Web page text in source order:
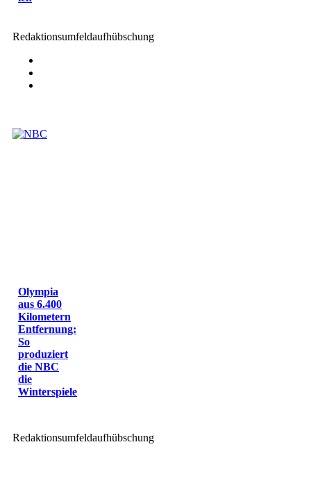
Redaktionsumfeldaufhübschung
Olympia
aus 6.400
Kilometern
Entfernung:
So
produziert
die NBC
die
Winterspiele
Redaktionsumfeldaufhübschung